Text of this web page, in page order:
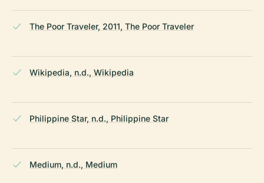
The Poor Traveler, 2011, The Poor Traveler
Wikipedia, n.d., Wikipedia
Philippine Star, n.d., Philippine Star
Medium, n.d., Medium